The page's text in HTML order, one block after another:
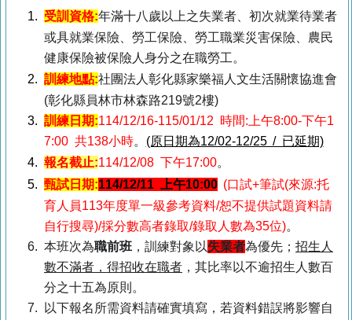
受訓資格:年滿十八歲以上之失業者、初次就業待業者
或具就業保險、勞工保險、勞工職業災害保險、農民
健康保險被保險人身分之在職勞工。
訓練地點:社團法人彰化縣家樂福人文生活關懷協進會
(彰化縣員林市林森路219號2樓)
訓練日期:114/12/16-115/01/12 時間:上午8:00-下午1
7:00 共138小時。 (原日期為12/02-12/25 / 已延期)
報名截止:114/12/08 下午17:00。
甄試日期:114/12/11 上午10:00 (口試+筆試(來源:托
育人員113年度單一級參考資料/恕不提供試題資料請
自行搜尋)/採分數高者錄取/錄取人數為35位)。
本班次為職前班 ，訓練對象以失業者為優先； 招生人
數不滿者，得招收在職者 ，其比率以不逾招生人數百
分之十五為原則。
以下報名所需資料請確實填寫，若資料錯誤將影響自